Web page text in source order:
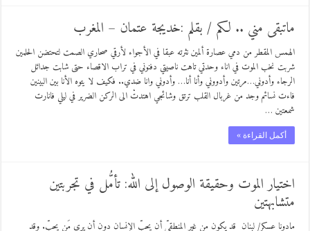
ماتبقى مني .. لكم / بقلم :‏خديجة عتمان‏ – المغرب
الهمس المقطر من دمي عصارة ألمين نثرته عبقا في الأجواء لأرقي صحاري الصمت لتحتضن الحلمين
شربت نخب الموت في اناء وحدتي تاهت ناصيتي دفنوني في تراب الاقصاء حتى شابت جدائل
الرجاء وأدوني…مرتين وأدووني وأنا أنا… وأدوني وانا ضدي.. فكيف لا يتوه الأنا بين البينين
فاءت نسائم وجد من غربال القلب ترتق وشائجي اهتدتْ الى الركن الضرير في ليلي فانارت
شمعتين …
أكمل القراءة »
اختيار الموت وحقيقة الوصول إلى الله: تأمُّل في تجربتين
متشابهتين
مادونا عسكر/ لبنان قد يكون من غير المنطقيّ أن يحبّ الإنسان دون أن يرى مَن يحبّ. وقد